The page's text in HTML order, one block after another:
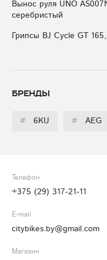
Вынос руля UNO
серебристый
Грипсы BJ Cycle GT
Бренды
# 6KU # AEG
Телефон
+375 (29) 317-21-11
E-mail
citybikes.by@gmail.com
Магазин